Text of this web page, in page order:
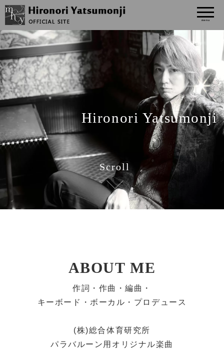
八文字裕紀/Hironori
menu
Hironori Yatsumonji
Scroll
ABOUT ME
作詞・作曲・編曲・
キーボード・ボーカル・プロデュース
(株)総合体育研究所
パラバルーン用オリジナル楽曲